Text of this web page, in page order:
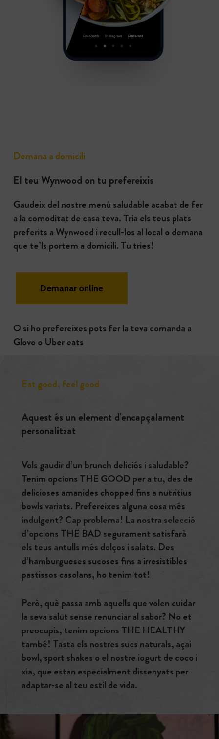
Demana a domicili
El teu Wynwood on tu prefereixis
Gaudeix del nostre menú saludable acabat de fer
a la comoditat de casa teva. Tria els teus plats
preferits a Wynwood i recull-los al local o demana
que te’ls portem a domicili. Tu tries!
Demanar online
O si ho prefereixes pots fer la teva comanda a
Glovo o Uber eats
Eat good, feel good
Aquest és un element d'encapçalament
personalitzat
Vols gaudir d’un brunch deliciós i saludable?
Tenim opcions THE GOOD per a tu, des de
delicioses amanides chopped fins a nutritius
bowls variats. Prefereixes alguna cosa més
indulgent? Cap problema! La nostra selecció
d’opcions THE BAD segurament satisfarà
els teus antulls més dolços i salats. Des
d’hamburgueses sucoses fins a irresistibles
pastissos casolans, ho tenim tot!
Però, què passa amb aquells que volen cuidar
la seva salut sense renunciar al sabor? No et
preocupis, tenim opcions THE HEALTHY
també! Tasta els nostres sucs naturals, açai
bowl, sport shakes o el nostre iogurt de coco i
xia, que estan especialment dissenyats per
adaptar-se al teu estil de vida.